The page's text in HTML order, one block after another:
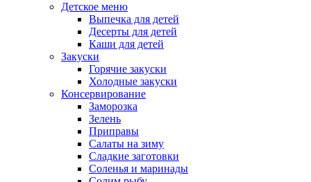
Детское меню
Выпечка для детей
Десерты для детей
Каши для детей
Закуски
Горячие закуски
Холодные закуски
Консервирование
Заморозка
Зелень
Приправы
Салаты на зиму
Сладкие заготовки
Соленья и маринады